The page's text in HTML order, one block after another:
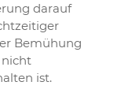
darauf
Bemühung
nicht
ist.